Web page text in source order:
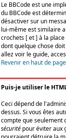
Le BBCode est une
du BBCode est
désactiver sur un
lui-même est similaire
crochets [ et ] à la
dont quelque chose
allez voir le guide,
Revenir en haut de page
Puis-je utiliser le
Ceci dépend de
dessus. Si vous êtes
compte que seulement
sécurité pour éviter aux